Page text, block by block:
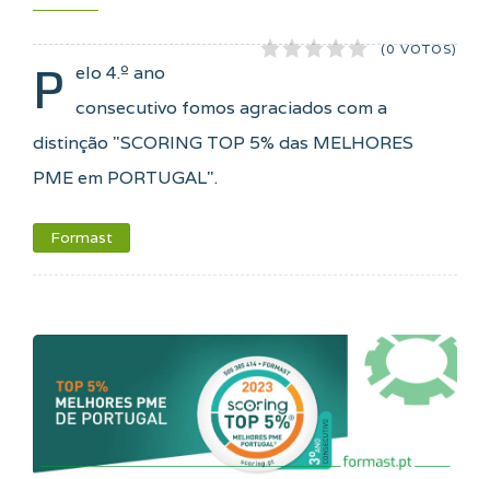
(0 VOTOS)
P elo 4.º ano
consecutivo fomos agraciados com a
distinção "SCORING TOP 5% das MELHORES
PME em PORTUGAL".
Formast